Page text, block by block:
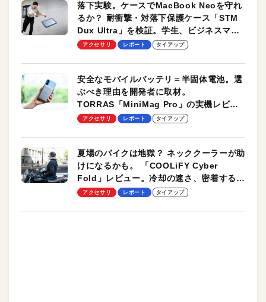
落下実験。ケースでMacBook Neoを守れ
るか？ 耐衝撃・対落下保護ケース「STM
Dux Ultra」を検証。学生、ビジネスマン
のモバイルユースに最適！
アクセサリ レポート タイアップ
安全なモバイルバッテリ＝半固体電池。選
ぶべき理由を開発者に取材。
TORRAS「MiniMag Pro」の実機レビュ
ーも
アクセサリ レポート タイアップ
夏場のバイクは地獄？ ネッククーラーが助
けになるかも。 「COOLiFY Cyber
Fold」レビュー。冷却の速さ、密着する冷
却プレート、シンプルな操作性がグッド！
アクセサリ レポート タイアップ